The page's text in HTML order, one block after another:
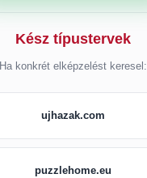
Kész típustervek
Ha konkrét elképzelést keresel:
ujhazak.com
puzzlehome.eu